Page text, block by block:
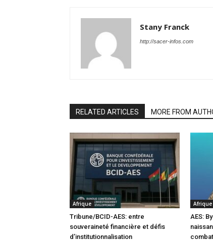
Stany Franck
http://sacer-infos.com
RELATED ARTICLES MORE FROM
Afrique
Tribune/BCID-AES: entre
souveraineté financière et défis
d’institutionnalisation
Afrique
AES:
combat